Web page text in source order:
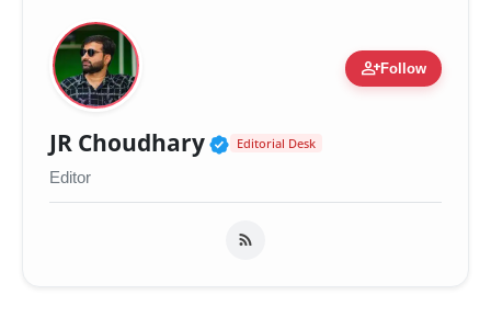
person_addFollow
JR Choudhary Verified Public Figure
Editorial Desk
Editor